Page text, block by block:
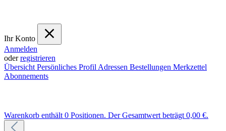
Ihr Konto
Anmelden
oderregistrieren
Übersicht Persönliches Profil Adressen Bestellungen Merkzettel
Abonnements
Warenkorb enthält 0 Positionen. Der Gesamtwert beträgt 0,00 €.